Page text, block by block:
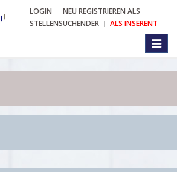
LOGIN
NEU REGISTRIEREN ALS
STELLENSUCHENDER
ALS INSERENT